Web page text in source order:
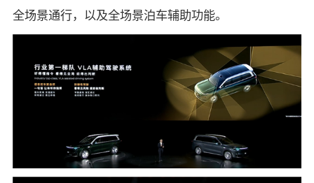
全场景通行，以及全场景泊车辅助功能。